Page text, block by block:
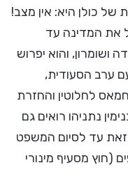
כולן היא: אין מצב!
את המדינה עד
ושומרון, והוא יפרוש
ערב הסעודית,
לחלוטין והחזרת
נתניהו רואים גם
עד לסיום המשפט
(חוץ מסעיף מינורי